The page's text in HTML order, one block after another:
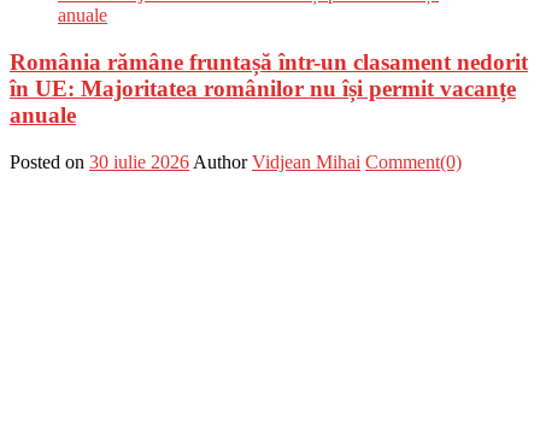
România rămâne fruntașă într-un clasament nedorit
în UE: Majoritatea românilor nu își permit vacanțe
anuale
Posted on 30 iulie 2026 Author Vidjean Mihai Comment(0)